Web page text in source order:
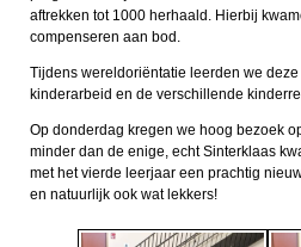
aftrekken tot 1000 herhaald. Hierbij
compenseren aan bod.
Tijdens wereldoriëntatie leerden we
kinderarbeid en de verschillende
Op donderdag kregen we hoog bezoek
minder dan de enige, echt Sinterklaas
met het vierde leerjaar een prachtig
en natuurlijk ook wat lekkers!